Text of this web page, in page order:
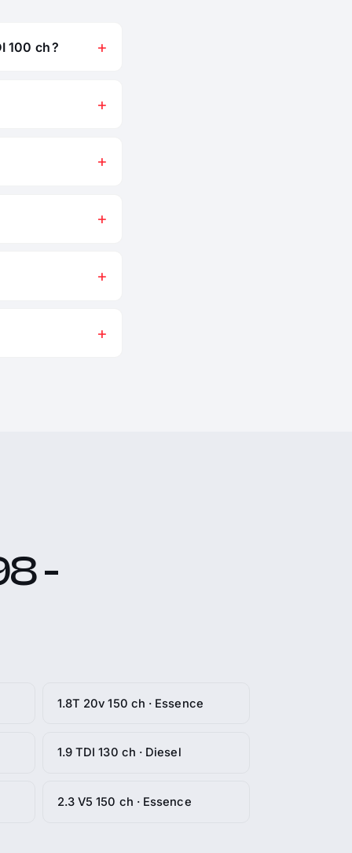
100 ch ?
-
1.8T 20v 150 ch · Essence
1.9 TDI 130 ch · Diesel
2.3 V5 150 ch · Essence